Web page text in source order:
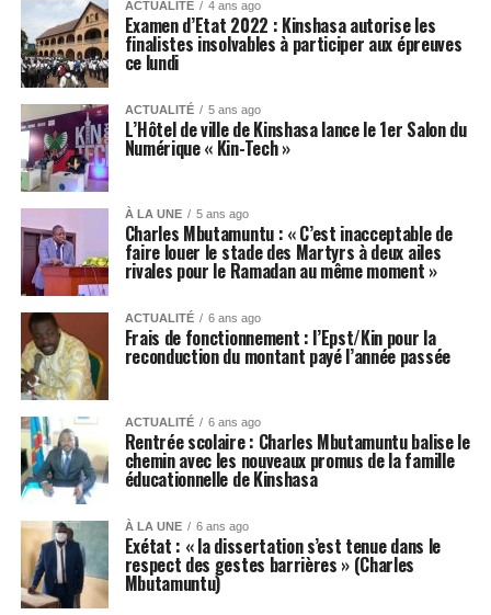
ACTUALITÉ 4 ans ago
Examen d’Etat 2022 : Kinshasa autorise les
finalistes insolvables à participer aux épreuves
ce lundi
ACTUALITÉ 5 ans ago
L’Hôtel de ville de Kinshasa lance le 1er Salon du
Numérique « Kin-Tech »
À LA UNE 5 ans ago
Charles Mbutamuntu : « C’est inacceptable de
faire louer le stade des Martyrs à deux ailes
rivales pour le Ramadan au même moment »
ACTUALITÉ 6 ans ago
Frais de fonctionnement : l’Epst/Kin pour la
reconduction du montant payé l’année passée
ACTUALITÉ 6 ans ago
Rentrée scolaire : Charles Mbutamuntu balise le
chemin avec les nouveaux promus de la famille
éducationnelle de Kinshasa
À LA UNE 6 ans ago
Exétat : « la dissertation s’est tenue dans le
respect des gestes barrières » (Charles
Mbutamuntu)